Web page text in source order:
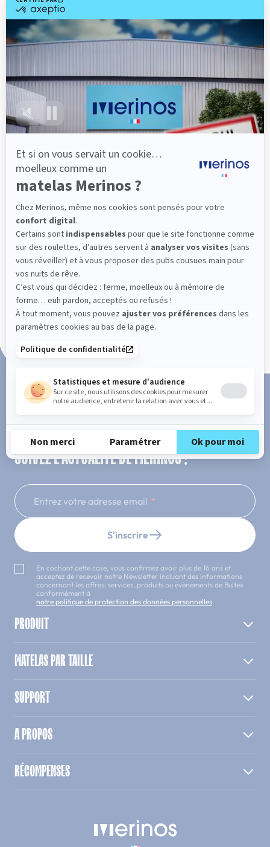
Grâce à ses 3 zones de confort, le sommier
Pencil vous assure tout son soutien. Avec les
épaules, le dos et le bassin qui reposent sur ses
lattes, vous évitez les douleurs au petit matin.
501,00 €
Découvrir
Fabrication Française
101 nuits d'essai*
Paiement en 3x ou 4x sans frais
SUIVEZ L'ACTUALITÉ DE MERINOS !
Entrez votre adresse email
S'inscrire
En cochant cette case, vous confirmez avoir plus de 16 ans et
acceptez de recevoir notre Newsletter incluant des informations
concernant les offres, services, produits ou évènements de Bultex
conformément à
notre politique de protection des données personnelles.
PRODUIT
MATELAS PAR TAILLE
SUPPORT
A PROPOS
RÉCOMPENSES